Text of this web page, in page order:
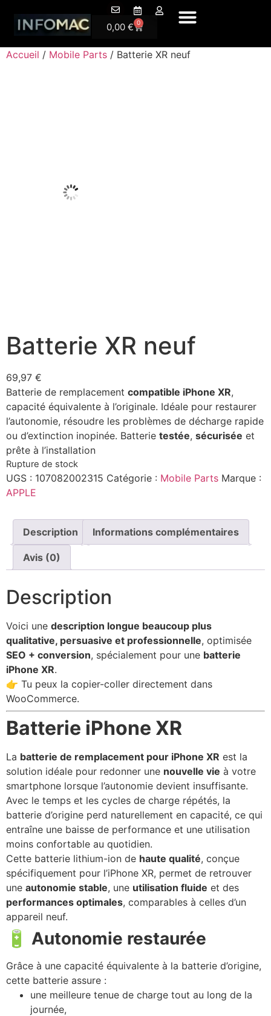
0,00 € 0
Accueil / Mobile Parts / Batterie XR neuf
Batterie XR neuf
69,97 €
Batterie de remplacement compatible iPhone XR,
capacité équivalente à l’originale. Idéale pour restaurer
l’autonomie, résoudre les problèmes de décharge rapide
ou d’extinction inopinée. Batterie testée, sécurisée et
prête à l’installation
Rupture de stock
UGS : 107082002315 Catégorie : Mobile Parts Marque :
APPLE
Description Informations complémentaires
Avis (0)
Description
Voici une description longue beaucoup plus
qualitative, persuasive et professionnelle, optimisée
SEO + conversion, spécialement pour une batterie
iPhone XR.
👉 Tu peux la copier-coller directement dans
WooCommerce.
Batterie iPhone XR
La batterie de remplacement pour iPhone XR est la
solution idéale pour redonner une nouvelle vie à votre
smartphone lorsque l’autonomie devient insuffisante.
Avec le temps et les cycles de charge répétés, la
batterie d’origine perd naturellement en capacité, ce qui
entraîne une baisse de performance et une utilisation
moins confortable au quotidien.
Cette batterie lithium-ion de haute qualité, conçue
spécifiquement pour l’iPhone XR, permet de retrouver
une autonomie stable, une utilisation fluide et des
performances optimales, comparables à celles d’un
appareil neuf.
🔋 Autonomie restaurée
Grâce à une capacité équivalente à la batterie d’origine,
cette batterie assure :
une meilleure tenue de charge tout au long de la
journée,